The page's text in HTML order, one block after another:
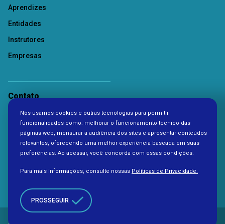
Aprendizes
Entidades
Instrutores
Empresas
Contato
Nós usamos cookies e outras tecnologias para permitir
funcionalidades como: melhorar o funcionamento técnico das
páginas web, mensurar a audiência dos sites e apresentar conteúdos
relevantes, oferecendo uma melhor experiência baseada em suas
preferências. Ao acessar, você concorda com essas condições.
Para mais informações, consulte nossas Políticas de Privacidade.
PROSSEGUIR